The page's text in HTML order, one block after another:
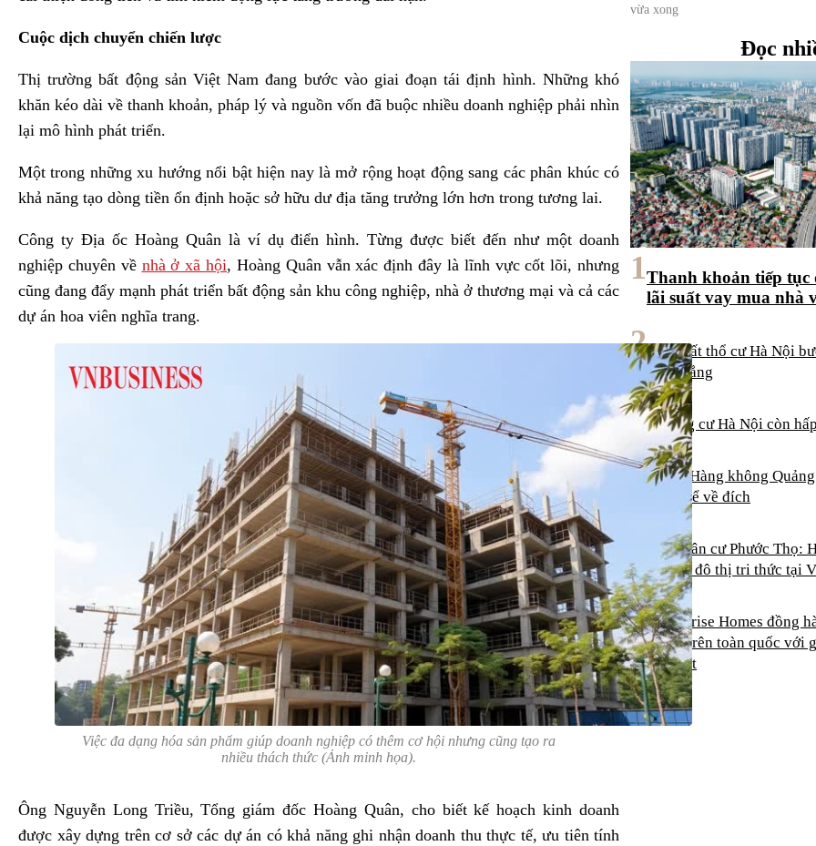
Cuộc dịch chuyển chiến lược
Thị trường bất động sản Việt Nam đang bước vào giai đoạn tái định hình. Những khó
khăn kéo dài về thanh khoản, pháp lý và nguồn vốn đã buộc nhiều doanh nghiệp phải nhìn
lại mô hình phát triển.
Một trong những xu hướng nổi bật hiện nay là mở rộng hoạt động sang các phân khúc có
khả năng tạo dòng tiền ổn định hoặc sở hữu dư địa tăng trưởng lớn hơn trong tương lai.
Công ty Địa ốc Hoàng Quân là ví dụ điển hình. Từng được biết đến như một doanh
nghiệp chuyên về nhà ở xã hội, Hoàng Quân vẫn xác định đây là lĩnh vực cốt lõi, nhưng
cũng đang đẩy mạnh phát triển bất động sản khu công nghiệp, nhà ở thương mại và cả các
dự án hoa viên nghĩa trang.
Việc đa dạng hóa sản phẩm giúp doanh nghiệp có thêm cơ hội nhưng cũng tạo ra
nhiều thách thức (Ảnh minh họa).
Ông Nguyễn Long Triều, Tổng giám đốc Hoàng Quân, cho biết kế hoạch kinh doanh
được xây dựng trên cơ sở các dự án có khả năng ghi nhận doanh thu thực tế, ưu tiên tính
vừa xong
Đọc
1Thanh khoản tiếp tục
lãi suất vay mua nhà
2 Nhà đất thổ cư Hà Nội
trầm lắng
3 Chung cư Hà Nội còn
4 Cảng Hàng không
diện để về đích
Khu dân cư Phước Thọ:
hoạch đô thị tri thức tại
6 Masterise Homes đồng
hàng trên toàn quốc với
ưu việt